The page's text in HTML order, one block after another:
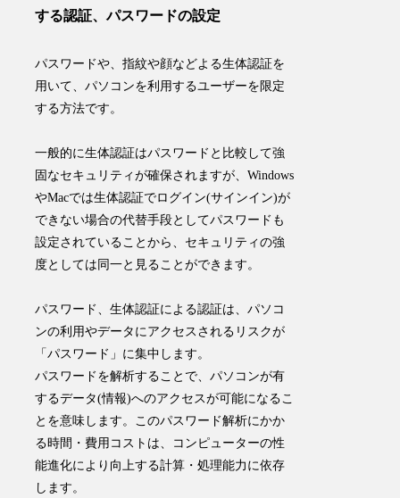
する認証、パスワードの設定
パスワードや、指紋や顔などよる生体認証を
用いて、パソコンを利用するユーザーを限定
する方法です。
一般的に生体認証はパスワードと比較して強
固なセキュリティが確保されますが、Windows
やMacでは生体認証でログイン(サインイン)が
できない場合の代替手段としてパスワードも
設定されていることから、 セキュリティの強
度としては同一と見ることができます 。
パスワード、生体認証による認証は、パソコ
ンの利用やデータにアクセスされるリスクが
「パスワード」に集中 します。
パスワードを解析することで、パソコンが有
するデータ(情報)へのアクセスが可能になるこ
とを意味します。このパスワード解析にかか
る時間・費用コストは、コンピューターの性
能進化により向上する計算・処理能力に依存
します。